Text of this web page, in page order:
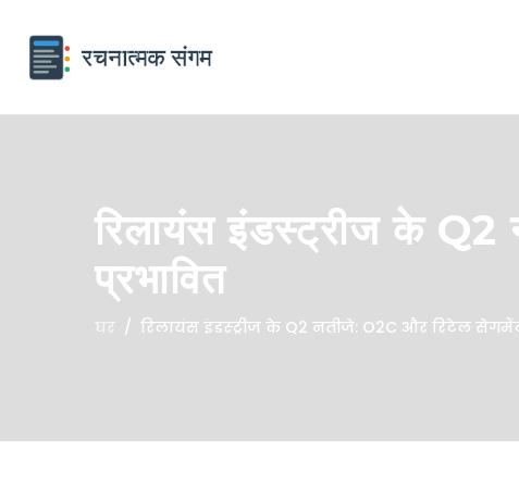
रिलायंस इंडस्ट्रीज के
प्रभावित
घर रिलायंस इंडस्ट्रीज के Q2 नतीजे: O2C और रिटेल